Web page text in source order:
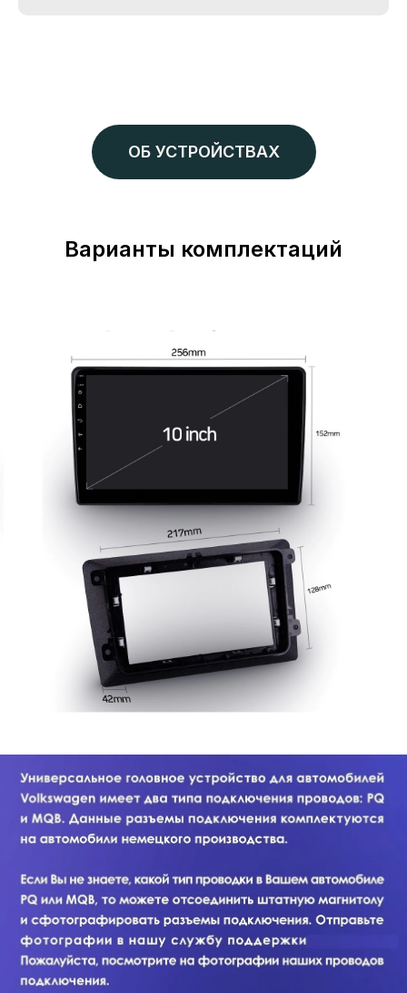
ОБ УСТРОЙСТВАХ
Варианты комплектаций
Все права защищены. Копирование информации
с сайта только с разрешения правообладателя
new features in your car
TEYES24
Контакты
Оплата
support@teyes24.ru
+7 (933) 323-94-45
Наши работы
Наши преимущества
О нас
Об устройствах